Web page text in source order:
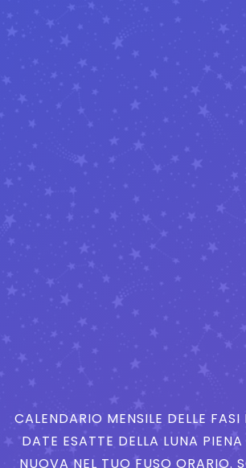
CALENDARIO MENSILE DELLE FASI
DATE ESATTE DELLA LUNA PIENA
NUOVA NEL TUO FUSO ORARIO.